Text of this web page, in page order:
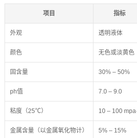
项目 指标
外观 透明液体
颜色 无色或淡黄色
固含量 30% – 50%
ph值 7.0 – 9.0
粘度（25℃） 10 – 100
金属含量（以金属氧化物计） 5% – 15%